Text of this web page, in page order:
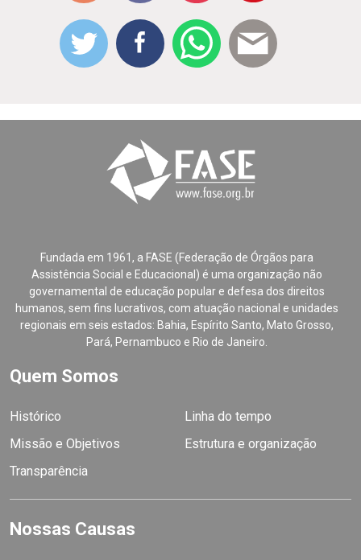
Fundada em 1961, a FASE (Federação de Órgãos para
Assistência Social e Educacional) é uma organização não
governamental de educação popular e defesa dos direitos
humanos, sem fins lucrativos, com atuação nacional e unidades
regionais em seis estados: Bahia, Espírito Santo, Mato Grosso,
Pará, Pernambuco e Rio de Janeiro.
Quem Somos
Histórico
Linha do tempo
Missão e Objetivos
Estrutura e organização
Transparência
Nossas Causas